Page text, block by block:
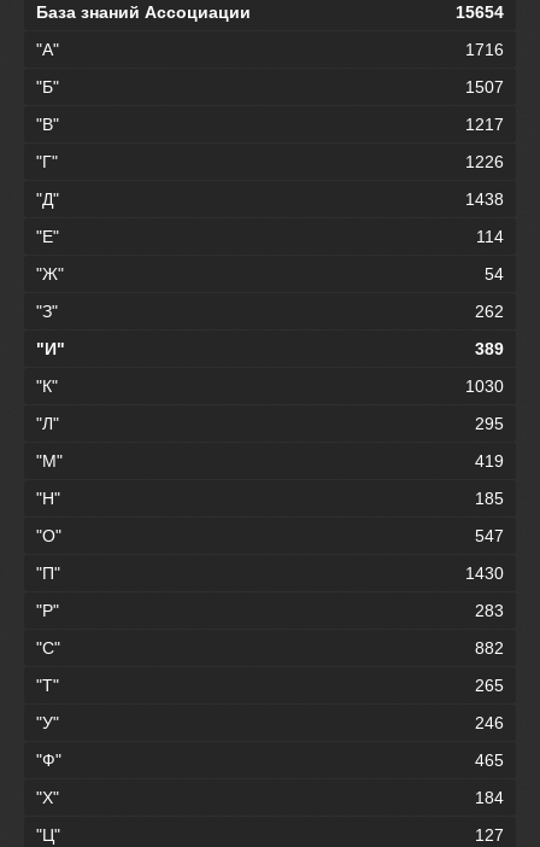
База знаний Ассоциации
15654
"А"
1716
"Б"
1507
"В"
1217
"Г"
1226
"Д"
1438
"Е"
114
"Ж"
54
"З"
262
"И"
389
"К"
1030
"Л"
295
"М"
419
"Н"
185
"О"
547
"П"
1430
"Р"
283
"С"
882
"Т"
265
"У"
246
"Ф"
465
"Х"
184
"Ц"
127